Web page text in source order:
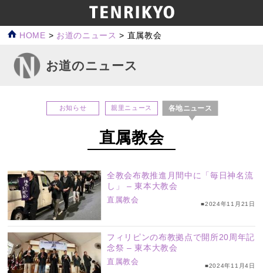
HOME > お道のニュース > 直属教会
お道のニュース
お知らせ 親里ニュース 各地ニュース
直属教会
全教会布教推進月間中に「毎日神名流
し」 – 東本大教会
直属教会
■2024年11月21日
フィリピンの布教拠点で開所20周年記
念祭 – 東本大教会
直属教会
■2024年11月4日